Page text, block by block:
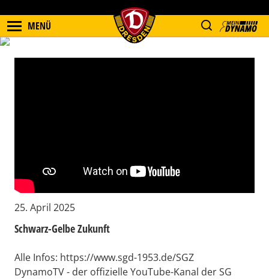
MENÜ
25. April 2025
Schwarz-Gelbe Zukunft
Alle Infos: https://www.sgd-1953.de/SGZ
DynamoTV - der offizielle YouTube-Kanal der SG